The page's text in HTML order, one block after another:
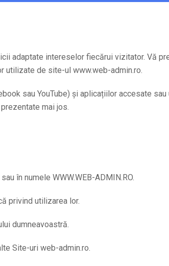
adaptate intereselor fiecărui vizitator. Vă
utilizate de site-ul www.web-admin.ro.
sau YouTube) și aplicațiilor accesate
mai jos.
în numele WWW.WEB-ADMIN.RO.
privind utilizarea lor.
dumneavoastră.
Site-uri web-admin.ro.